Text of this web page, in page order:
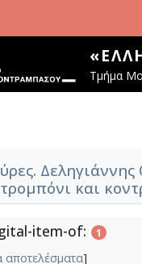
Τμήμα
και
item-of: 1
αποτελέσματα]